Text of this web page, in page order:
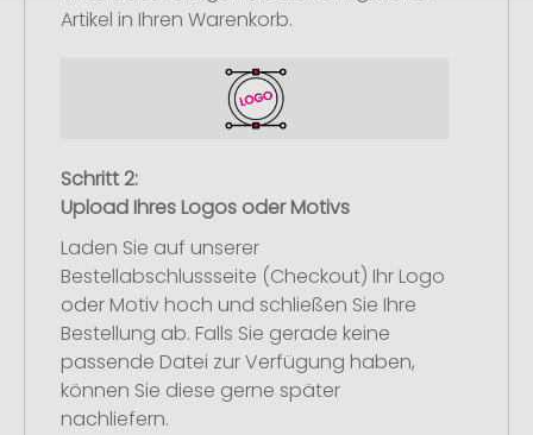
Artikel in Ihren Warenkorb.
Schritt 2:
Upload Ihres Logos oder Motivs
Laden Sie auf unserer
Bestellabschlussseite (Checkout) Ihr Logo
oder Motiv hoch und schließen Sie Ihre
Bestellung ab. Falls Sie gerade keine
passende Datei zur Verfügung haben,
können Sie diese gerne später
nachliefern.